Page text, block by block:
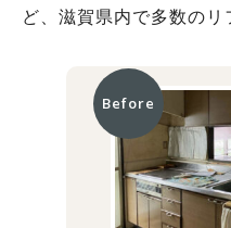
ど、滋賀県内で多数のリ
Before